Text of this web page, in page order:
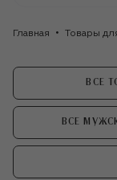
Главная Товары
ВСЕ
ВСЕ